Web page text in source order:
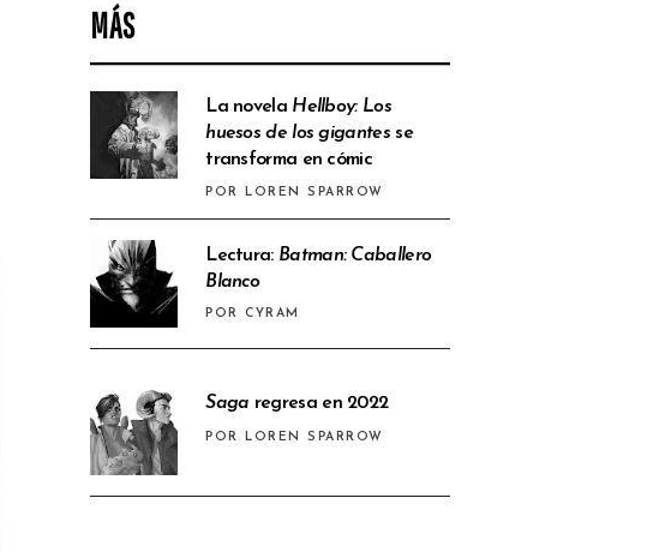
MÁS
La novela Hellboy: Los
huesos de los gigantesse
transforma en cómic
POR LOREN SPARROW
Lectura: Batman: Caballero
Blanco
POR CYRAM
Saga regresa en 2022
POR LOREN SPARROW